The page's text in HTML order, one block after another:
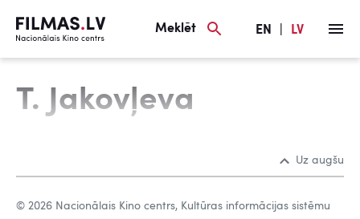
Meklēt EN LV
T. Jakovļeva
Uz augšu
© 2026 Nacionālais Kino centrs, Kultūras informācijas sistēmu